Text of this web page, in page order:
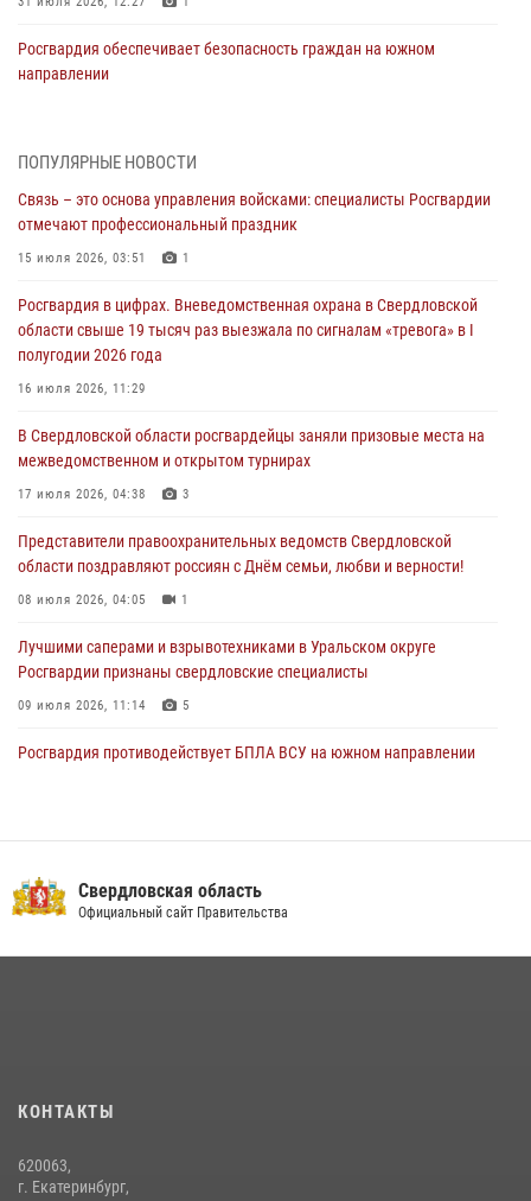
Росгвардия обеспечивает безопасность граждан на южном
направлении
Представитель Управления Росгвардии по Свердловской области
«Телекон»
30 июля 2026, 11:33
спартакиады «Динамо» памяти погибшего офицера милиции
Православные священники поддержали росгвардейцев в зоне СВО
Свердловские росгвардейцы завоевали медали на окружном
чемпионате по комплексному единоборству
ПОПУЛЯРНЫЕ НОВОСТИ
Связь – это основа управления войсками: специалисты Росгвардии
отмечают профессиональный праздник
15 июля 2026, 03:51 1
Росгвардия в цифрах. Вневедомственная охрана в Свердловской
области свыше 19 тысяч раз выезжала по сигналам «тревога» в I
полугодии 2026 года
16 июля 2026, 11:29
В Свердловской области росгвардейцы заняли призовые места на
межведомственном и открытом турнирах
17 июля 2026, 04:38 3
Представители правоохранительных ведомств Свердловской
области поздравляют россиян с Днём семьи, любви и верности!
08 июля 2026, 04:05 1
Лучшими саперами и взрывотехниками в Уральском округе
Росгвардии признаны свердловские специалисты
09 июля 2026, 11:14 5
Росгвардия противодействует БПЛА ВСУ на южном направлении
Всероссийского чемпионата Росгвардии по боксу
08 июля 2026, 12:02 5
16 июля 2026, 13:07
промышленной выставки «Иннопром-2026»
Свердловская область
Официальный сайт Правительства
КОНТАКТЫ
620063,
г. Екатеринбург,